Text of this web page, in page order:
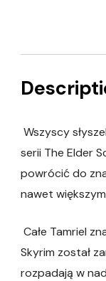
Wszyscy
serii The Elder
powrócić do
nawet
Całe Tamriel
Skyrim został
rozpadają w